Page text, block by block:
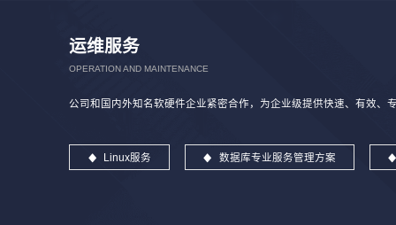
运维服务
OPERATION AND MAINTENANCE
公司和国内外知名软硬件企业紧密合作，为企业级提供快速、有效、
Linux服务 数据库专业服务管理方案